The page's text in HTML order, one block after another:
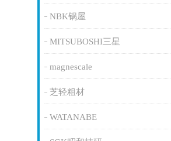
NBK锅屋
MITSUBOSHI三星
magnescale
芝轻粗材
WATANABE